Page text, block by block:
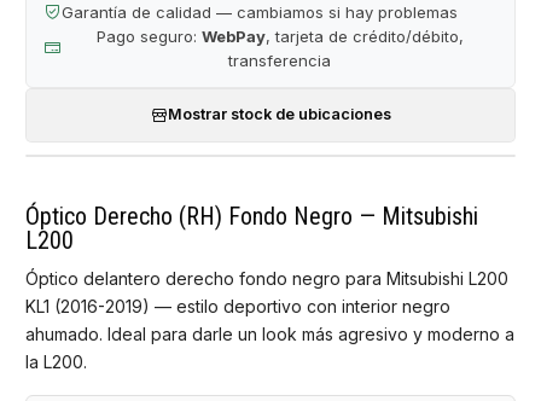
Garantía de calidad — cambiamos si hay problemas
Pago seguro: WebPay, tarjeta de crédito/débito,
transferencia
Mostrar stock de ubicaciones
Óptico Derecho (RH) Fondo Negro — Mitsubishi
L200
Óptico delantero derecho fondo negro para Mitsubishi L200
KL1 (2016-2019) — estilo deportivo con interior negro
ahumado. Ideal para darle un look más agresivo y moderno a
la L200.